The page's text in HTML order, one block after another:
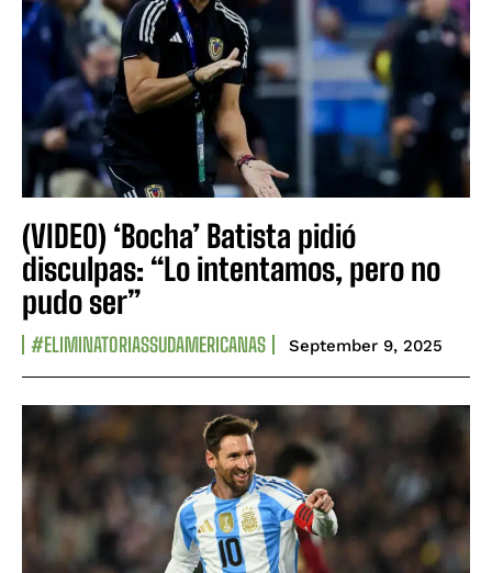
(VIDEO) ‘Bocha’ Batista pidió
disculpas: “Lo intentamos, pero no
pudo ser”
#ELIMINATORIASSUDAMERICANAS September 9, 2025